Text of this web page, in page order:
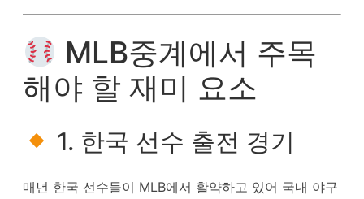
MLB중계에서 주목
해야 할 재미 요소
1. 한국 선수 출전 경기
매년 한국 선수들이 MLB에서 활약하고 있어 국내 야구